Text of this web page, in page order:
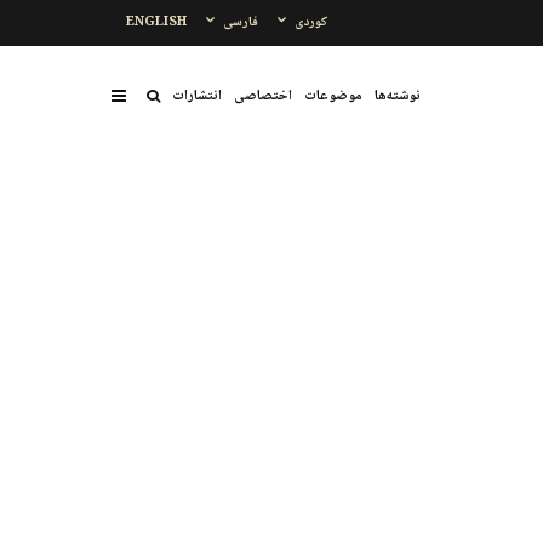
ENGLISH فارسی کوردی
نوشتەها موضوعات اختصاصی انتشارات